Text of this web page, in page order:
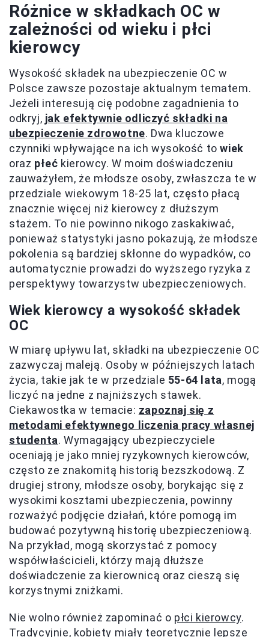
Różnice w składkach OC w
zależności od wieku i płci
kierowcy
Wysokość składek na ubezpieczenie OC w
Polsce zawsze pozostaje aktualnym tematem.
Jeżeli interesują cię podobne zagadnienia to
odkryj, jak efektywnie odliczyć składki na
ubezpieczenie zdrowotne. Dwa kluczowe
czynniki wpływające na ich wysokość towiek
oraz płeć kierowcy. W moim doświadczeniu
zauważyłem, że młodsze osoby, zwłaszcza te w
przedziale wiekowym 18-25 lat, często płacą
znacznie więcej niż kierowcy z dłuższym
stażem. To nie powinno nikogo zaskakiwać,
ponieważ statystyki jasno pokazują, że młodsze
pokolenia są bardziej skłonne do wypadków, co
automatycznie prowadzi do wyższego ryzyka z
perspektywy towarzystw ubezpieczeniowych.
Wiek kierowcy a wysokość składek
OC
W miarę upływu lat, składki na ubezpieczenie OC
zazwyczaj maleją. Osoby w późniejszych latach
życia, takie jak te w przedziale 55-64 lata, mogą
liczyć na jedne z najniższych stawek.
Ciekawostka w temacie: zapoznaj się z
metodami efektywnego liczenia pracy własnej
studenta. Wymagający ubezpieczyciele
oceniają je jako mniej ryzykownych kierowców,
często ze znakomitą historią bezszkodową. Z
drugiej strony, młodsze osoby, borykając się z
wysokimi kosztami ubezpieczenia, powinny
rozważyć podjęcie działań, które pomogą im
budować pozytywną historię ubezpieczeniową.
Na przykład, mogą skorzystać z pomocy
współwłaścicieli, którzy mają dłuższe
doświadczenie za kierownicą oraz cieszą się
korzystnymi zniżkami.
Nie wolno również zapominać o płci kierowcy.
Tradycyjnie, kobiety miały teoretycznie lepsze